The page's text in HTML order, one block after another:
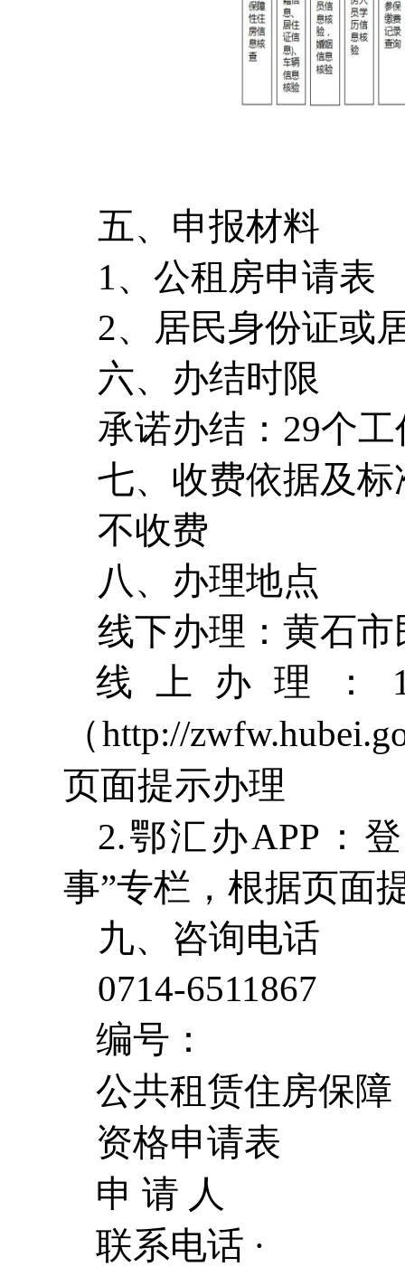
五、申报材料
1、公租房申请表
2、居民身份证或
六、办结时限
承诺办结：29个工
七、收费依据及标
不收费
八、办理地点
线下办理：黄石
线上办理：
（http://
页面提示办理
2.鄂汇办APP：
事”专栏，根据页面
九、咨询电话
0714-6511867
编号：
公共租赁住房保障
资格申请表
申 请 人
联系电话 ·